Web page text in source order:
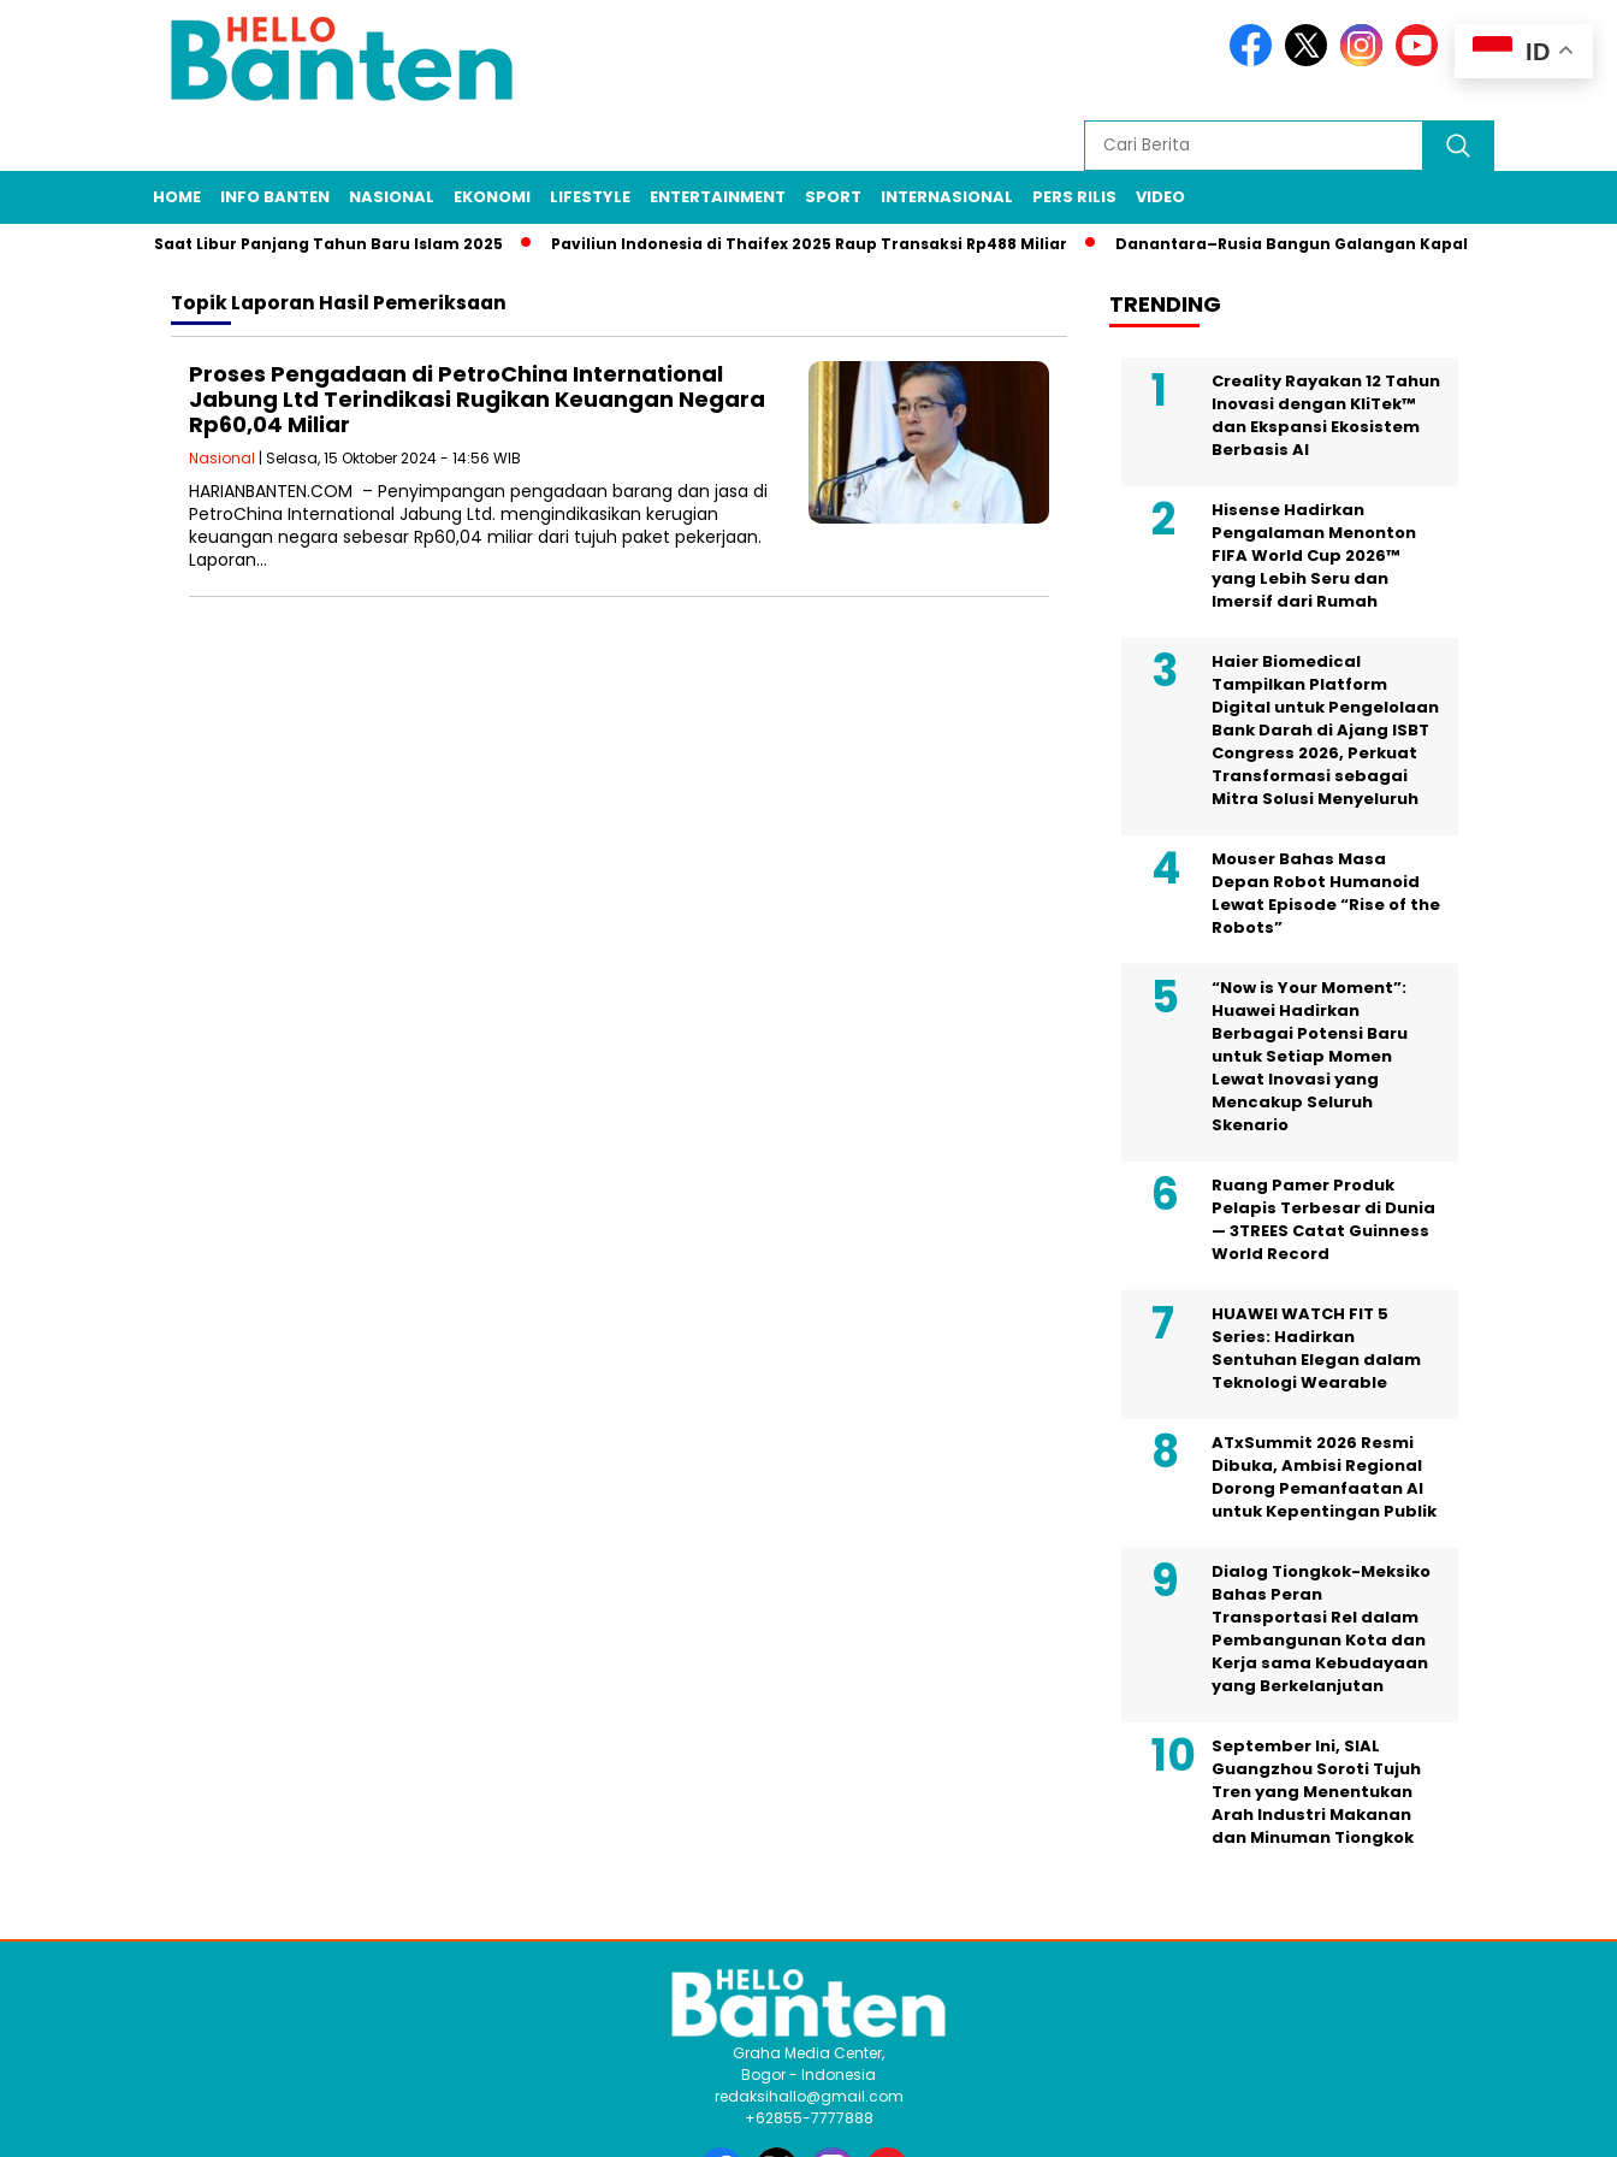
HOME INFO BANTEN NASIONAL EKONOMI LIFESTYLE ENTERTAINMENT SPORT INTERNASIONAL PERS RILIS VIDEO
Banking Saat Libur Panjang Tahun Baru Islam 2025 Paviliun Indonesia di Thaifex 2025 Raup Transaksi Rp488 Miliar Danantara–Rusia Bangun Galangan Kapal Energi Bersih, PT
TopikLaporan Hasil Pemeriksaan
Proses Pengadaan di PetroChina International
Jabung Ltd Terindikasi Rugikan Keuangan Negara
Rp60,04 Miliar
Nasional | Selasa, 15 Oktober 2024 - 14:56 WIB
HARIANBANTEN.COM – Penyimpangan pengadaan barang dan jasa di
PetroChina International Jabung Ltd. mengindikasikan kerugian
keuangan negara sebesar Rp60,04 miliar dari tujuh paket pekerjaan.
Laporan…
TRENDING
Creality Rayakan 12 Tahun
Inovasi dengan KliTek™
dan Ekspansi Ekosistem
Berbasis AI
Hisense Hadirkan
Pengalaman Menonton
FIFA World Cup 2026™
yang Lebih Seru dan
Imersif dari Rumah
Haier Biomedical
Tampilkan Platform
Digital untuk Pengelolaan
Bank Darah di Ajang ISBT
Congress 2026, Perkuat
Transformasi sebagai
Mitra Solusi Menyeluruh
Mouser Bahas Masa
Depan Robot Humanoid
Lewat Episode “Rise of the
Robots”
“Now is Your Moment”:
Huawei Hadirkan
Berbagai Potensi Baru
untuk Setiap Momen
Lewat Inovasi yang
Mencakup Seluruh
Skenario
Ruang Pamer Produk
Pelapis Terbesar di Dunia
— 3TREES Catat Guinness
World Record
HUAWEI WATCH FIT 5
Series: Hadirkan
Sentuhan Elegan dalam
Teknologi Wearable
ATxSummit 2026 Resmi
Dibuka, Ambisi Regional
Dorong Pemanfaatan AI
untuk Kepentingan Publik
Dialog Tiongkok-Meksiko
Bahas Peran
Transportasi Rel dalam
Pembangunan Kota dan
Kerja sama Kebudayaan
yang Berkelanjutan
September Ini, SIAL
Guangzhou Soroti Tujuh
Tren yang Menentukan
Arah Industri Makanan
dan Minuman Tiongkok
ID
Graha Media Center,
Bogor - Indonesia
redaksihallo@gmail.com
+62855-7777888